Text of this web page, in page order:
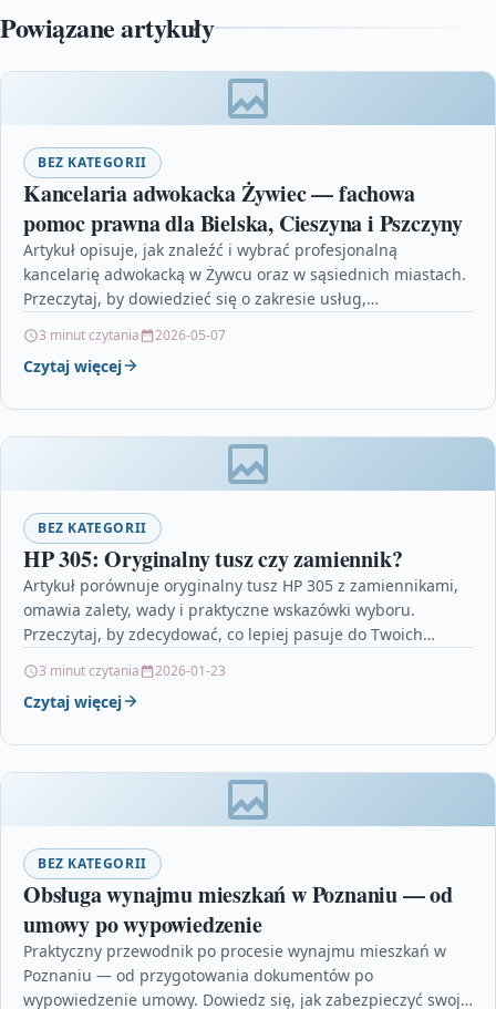
Powiązane artykuły
BEZ KATEGORII
Kancelaria adwokacka Żywiec — fachowa
pomoc prawna dla Bielska, Cieszyna i Pszczyny
Artykuł opisuje, jak znaleźć i wybrać profesjonalną
kancelarię adwokacką w Żywcu oraz w sąsiednich miastach.
Przeczytaj, by dowiedzieć się o zakresie usług,
3 minut czytania 2026-05-07
Czytaj więcej
BEZ KATEGORII
HP 305: Oryginalny tusz czy zamiennik?
Artykuł porównuje oryginalny tusz HP 305 z zamiennikami,
omawia zalety, wady i praktyczne wskazówki wyboru.
Przeczytaj, by zdecydować, co lepiej pasuje do Twoich
3 minut czytania 2026-01-23
Czytaj więcej
BEZ KATEGORII
Obsługa wynajmu mieszkań w Poznaniu — od
umowy po wypowiedzenie
Praktyczny przewodnik po procesie wynajmu mieszkań w
Poznaniu — od przygotowania dokumentów po
wypowiedzenie umowy. Dowiedz się, jak zabezpieczyć swoje